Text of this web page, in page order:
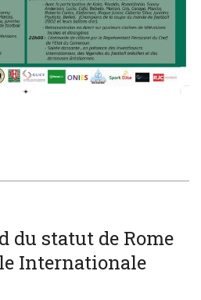
du statut de Rome
Internationale